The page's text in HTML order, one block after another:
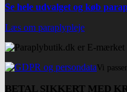
Se hele udvalget og køb
Læs om paraplypleje
Vi
BETAL SIKKERT MED